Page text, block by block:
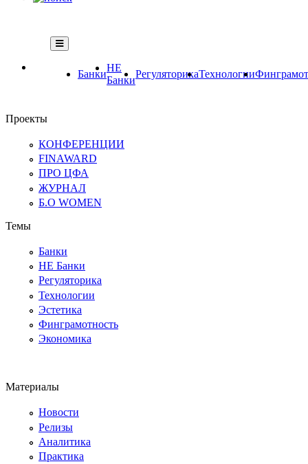
Банки
НЕ
Банки
РегуляторикаТехнологии
Проекты
КОНФЕРЕНЦИИ
FINAWARD
ПРО ЦФА
ЖУРНАЛ
Б.О WOMEN
Темы
Банки
НЕ Банки
Регуляторика
Технологии
Эстетика
Финграмотность
Экономика
Материалы
Новости
Релизы
Аналитика
Практика